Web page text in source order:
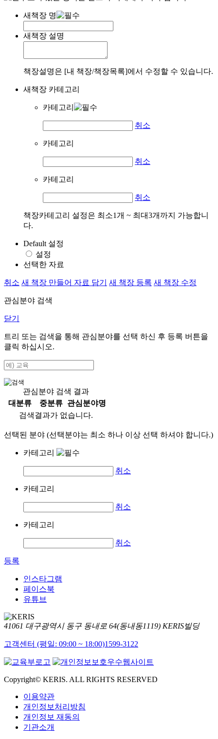
새책장 명
새책장 설명
책장설명은 [내 책장/책장목록]에서 수정할 수 있습니다.
새책장 카테고리
카테고리
취소
카테고리
취소
카테고리
취소
책장카테고리 설정은 최소1개 ~ 최대3개까지 가능합니
다.
Default 설정
설정
선택한 자료
취소 새 책장 만들어 자료 담기 새 책장 등록 새 책장 수정
관심분야 검색
닫기
트리 또는 검색을 통해 관심분야를 선택 하신 후 등록 버튼을
클릭 하십시오.
관심분야 검색 결과
대분류
중분류
관심분야명
검색결과가 없습니다.
선택된 분야 (선택분야는 최소 하나 이상 선택 하셔야 합니다.)
카테고리
취소
카테고리
취소
카테고리
취소
등록
인스타그램
페이스북
유튜브
41061 대구광역시 동구 동내로 64(동내동1119) KERIS빌딩
고객센터 (평일: 09:00 ~ 18:00)1599-3122
Copyright© KERIS. ALL RIGHTS RESERVED
이용약관
개인정보처리방침
개인정보 재동의
기관소개